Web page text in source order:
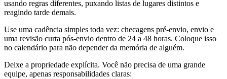
usando regras diferentes, puxando listas de lugares distintos e
reagindo tarde demais.
Use uma cadência simples toda vez: checagens pré-envio, envio e
uma revisão curta pós-envio dentro de 24 a 48 horas. Coloque isso
no calendário para não depender da memória de alguém.
Deixe a propriedade explícita. Você não precisa de uma grande
equipe, apenas responsabilidades claras: